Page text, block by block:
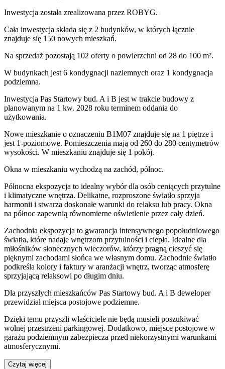
Inwestycja została zrealizowana przez ROBYG.
Cała inwestycja składa się z 2 budynków, w których łącznie
znajduje się 150 nowych mieszkań.
Na sprzedaż pozostają 102 oferty o powierzchni od 28 do 100 m².
W budynkach jest 6 kondygnacji naziemnych oraz 1 kondygnacja
podziemna.
Inwestycja Pas Startowy bud. A i B jest w trakcie budowy z
planowanym na 1 kw. 2028 roku terminem oddania do
użytkowania.
Nowe mieszkanie o oznaczeniu B1M07 znajduje się na 1 piętrze i
jest 1-poziomowe. Pomieszczenia mają od 260 do 280 centymetrów
wysokości. W mieszkaniu znajduje się 1 pokój.
Okna w mieszkaniu wychodzą na zachód, północ.
Północna ekspozycja to idealny wybór dla osób ceniących przytulne
i klimatyczne wnętrza. Delikatne, rozproszone światło sprzyja
harmonii i stwarza doskonałe warunki do relaksu lub pracy. Okna
na północ zapewnią równomierne oświetlenie przez cały dzień.
Zachodnia ekspozycja to gwarancja intensywnego popołudniowego
światła, które nadaje wnętrzom przytulności i ciepła. Idealne dla
miłośników słonecznych wieczorów, którzy pragną cieszyć się
pięknymi zachodami słońca we własnym domu. Zachodnie światło
podkreśla kolory i faktury w aranżacji wnętrz, tworząc atmosferę
sprzyjającą relaksowi po długim dniu.
Dla przyszłych mieszkańców Pas Startowy bud. A i B deweloper
przewidziałmiejsca postojowe podziemne.
Dzięki temu przyszli właściciele nie będą musieli poszukiwać
wolnej przestrzeni parkingowej. Dodatkowo, miejsce postojowe w
garażu podziemnym zabezpiecza przed niekorzystnymi warunkami
atmosferycznymi.
Czytaj więcej